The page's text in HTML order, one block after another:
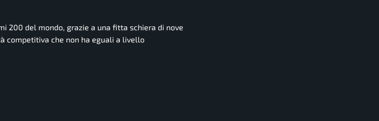
200 del mondo, grazie a una fitta schiera di nove
competitiva che non ha eguali a livello